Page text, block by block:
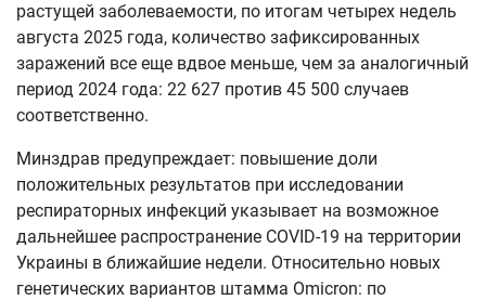
растущей заболеваемости, по итогам четырех недель
августа 2025 года, количество зафиксированных
заражений все еще вдвое меньше, чем за аналогичный
период 2024 года: 22 627 против 45 500 случаев
соответственно.
Минздрав предупреждает: повышение доли
положительных результатов при исследовании
респираторных инфекций указывает на возможное
дальнейшее распространение COVID-19 на территории
Украины в ближайшие недели. Относительно новых
генетических вариантов штамма Omicron: по